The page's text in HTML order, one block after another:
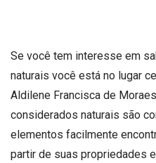
Se você tem interesse em
naturais você está no lugar
Aldilene Francisca de
considerados naturais são
elementos facilmente
partir de suas propriedades